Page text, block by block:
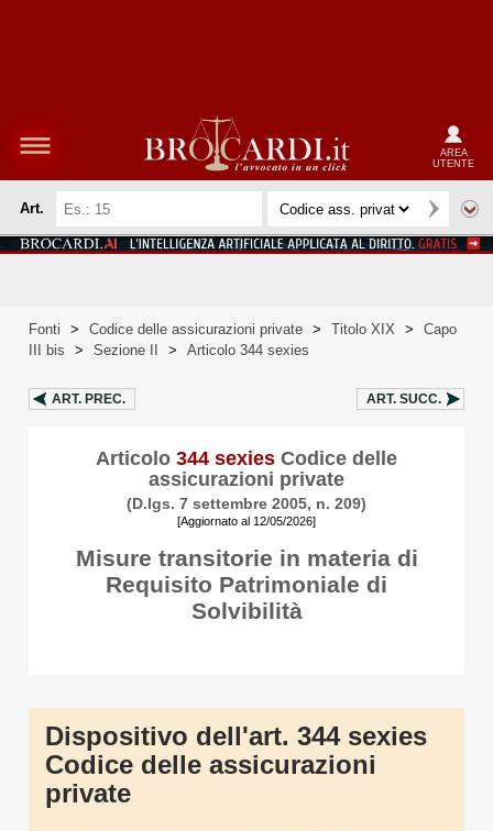
AREA
UTENTE
Art.
Fonti > Codice delle assicurazioni private > Titolo XIX >
Capo
III bis
> Sezione II > Articolo 344 sexies
ART. PREC. ART. SUCC.
Articolo 344 sexies Codice delle
assicurazioni private
(D.lgs. 7 settembre 2005, n. 209)
[Aggiornato al 12/05/2026]
Misure transitorie in materia di
Requisito Patrimoniale di
Solvibilità
Dispositivo dell'art. 344 sexies
Codice delle assicurazioni
private